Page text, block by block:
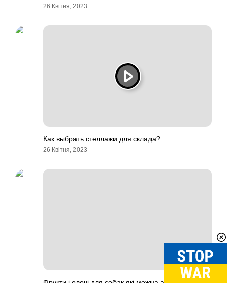
26 Квітня, 2023
Как выбрать стеллажи для склада?
26 Квітня, 2023